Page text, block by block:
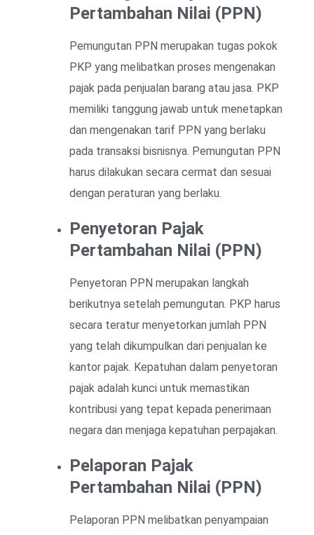
Pertambahan Nilai (PPN)
Pemungutan PPN merupakan tugas pokok
PKP yang melibatkan proses mengenakan
pajak pada penjualan barang atau jasa. PKP
memiliki tanggung jawab untuk menetapkan
dan mengenakan tarif PPN yang berlaku
pada transaksi bisnisnya. Pemungutan PPN
harus dilakukan secara cermat dan sesuai
dengan peraturan yang berlaku.
Penyetoran Pajak
Pertambahan Nilai (PPN)
Penyetoran PPN merupakan langkah
berikutnya setelah pemungutan. PKP harus
secara teratur menyetorkan jumlah PPN
yang telah dikumpulkan dari penjualan ke
kantor pajak. Kepatuhan dalam penyetoran
pajak adalah kunci untuk memastikan
kontribusi yang tepat kepada penerimaan
negara dan menjaga kepatuhan perpajakan.
Pelaporan Pajak
Pertambahan Nilai (PPN)
Pelaporan PPN melibatkan penyampaian